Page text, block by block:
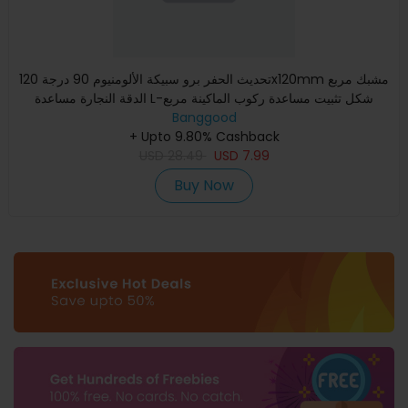
تحديث الحفر برو سبيكة الألومنيوم 90 درجة 120x120mm مشبك مربع
الدقة النجارة مساعدة L-شكل تثبيت مساعدة ركوب الماكينة مربع
Banggood
+ Upto 9.80% Cashback
USD 7.99
Buy Now